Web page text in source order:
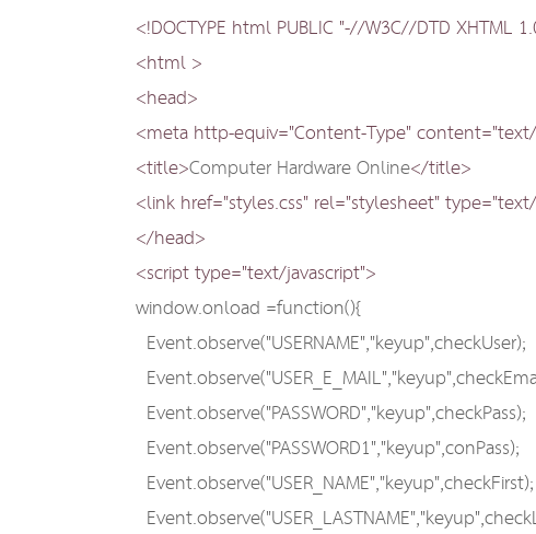
<!DOCTYPE html PUBLIC "-//W3C//DTD XHTML
<html >
<head>
<meta http-equiv="Content-Type"
<title>Computer Hardware Online</title>
<link href="styles.css" rel="stylesheet"
</head>
<script type="text/javascript">
window.onload =function(){
Event.observe("USERNAME","keyup",checkUser);
Event.observe("PASSWORD","keyup",checkPass);
Event.observe("PASSWORD1","keyup",conPass);
Event.observe("USER_NAME","keyup",checkFirst);